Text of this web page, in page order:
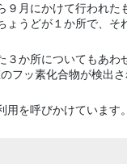
月にかけて行われた
うどが１か所で、そ
か所についてもあわ
ッ素化合物が検出さ
を呼びかけています。